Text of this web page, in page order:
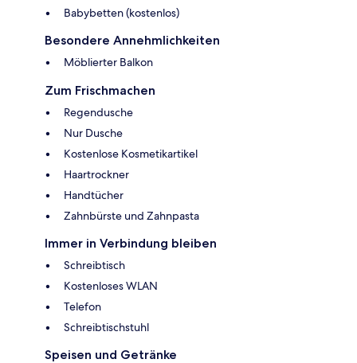
Babybetten (kostenlos)
Besondere Annehmlichkeiten
Möblierter Balkon
Zum Frischmachen
Regendusche
Nur Dusche
Kostenlose Kosmetikartikel
Haartrockner
Handtücher
Zahnbürste und Zahnpasta
Immer in Verbindung bleiben
Schreibtisch
Kostenloses WLAN
Telefon
Schreibtischstuhl
Speisen und Getränke